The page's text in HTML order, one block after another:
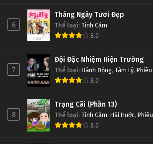
6
Tháng Ngày Tươi Đẹp
Thể loại: Tình Cảm
8.0
7
Đội Đặc Nhiệm Hiện Trường
Thể loại: Hành Động, Tâm Lý, Phiêu
8.0
8
Trạng Cãi (Phần 13)
Thể loại: Tình Cảm, Hài Hước,
8.0